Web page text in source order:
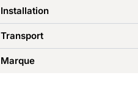
Installation
Transport
Marque